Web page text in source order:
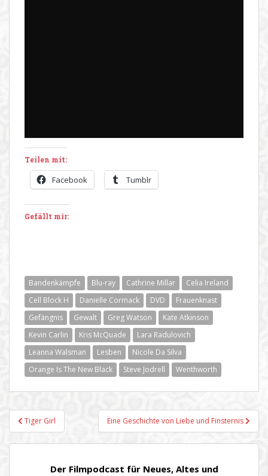
Teilen mit:
Facebook Tumblr
Gefällt mir:
Bandenkämpfe Blu-ray Cathrine Millar
Celia Ireland
Cell Block H
Danielle Cormack DVD
Frauenknast
Gefängnis
Gewalt Greg Watson
Kate Atkinson
Kevin Carlin
Kris McQuade
Lara Radulovich
Leanna Walsman
Lesben
Nicole Da Silva
Orange Is The New Black
Steve Jodrell Wenthworth
Beitragsnavigation
Tiger Girl Eine Geschichte von Liebe und Finsternis
Der Filmpodcast für Neues, Altes und